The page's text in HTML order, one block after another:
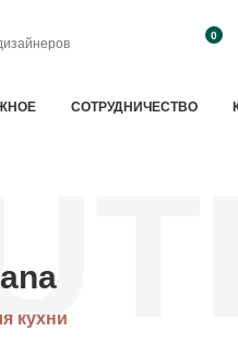
0
CОТРУДНИЧЕСТВО
кухни